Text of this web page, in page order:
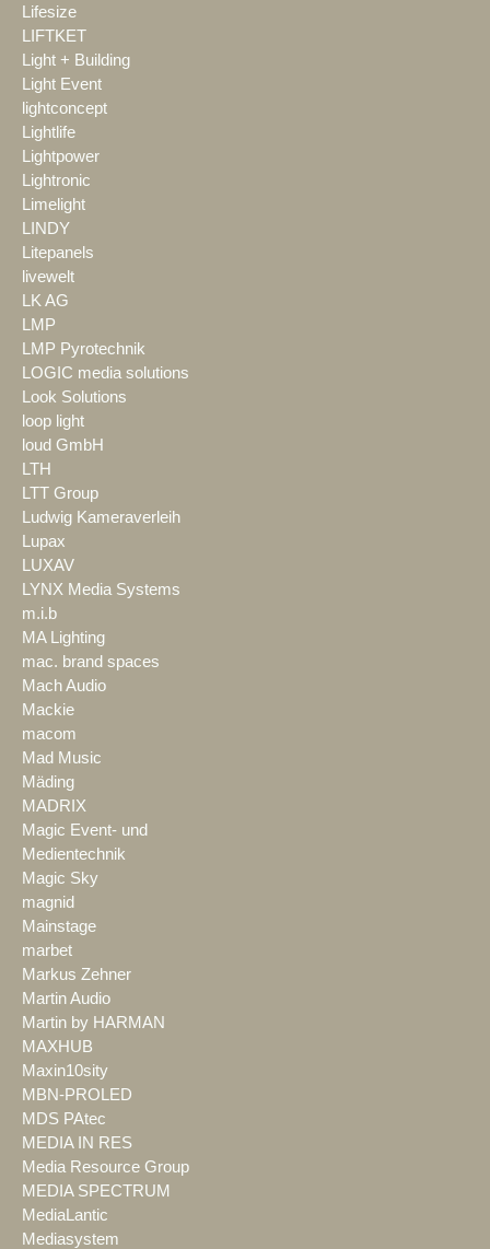
Lifesize
LIFTKET
Light + Building
Light Event
lightconcept
Lightlife
Lightpower
Lightronic
Limelight
LINDY
Litepanels
livewelt
LK AG
LMP
LMP Pyrotechnik
LOGIC media solutions
Look Solutions
loop light
loud GmbH
LTH
LTT Group
Ludwig Kameraverleih
Lupax
LUXAV
LYNX Media Systems
m.i.b
MA Lighting
mac. brand spaces
Mach Audio
Mackie
macom
Mad Music
Mäding
MADRIX
Magic Event- und
Medientechnik
Magic Sky
magnid
Mainstage
marbet
Markus Zehner
Martin Audio
Martin by HARMAN
MAXHUB
Maxin10sity
MBN-PROLED
MDS PAtec
MEDIA IN RES
Media Resource Group
MEDIA SPECTRUM
MediaLantic
Mediasystem